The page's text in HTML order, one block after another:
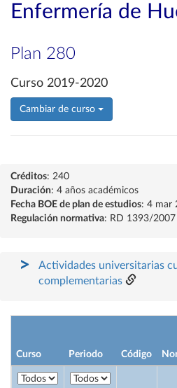
Enfermería de
Plan 280
Curso 2019-2020
Cambiar de curso
Créditos: 240
Duración: 4 años académicos
Fecha BOE de plan de estudios: 4 mar
Regulación normativa: RD 1393/2007
Actividades universitarias
complementarias
Curso Periodo Código